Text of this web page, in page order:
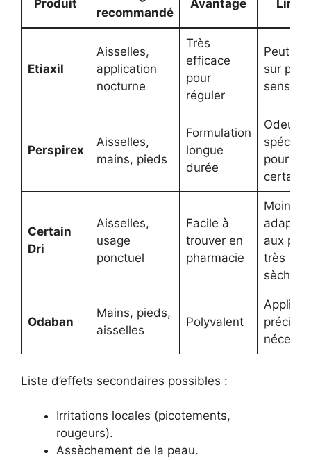
Produit
recommandé
Avantage
Etiaxil
Aisselles,
application
nocturne
Très
efficace
pour
réguler
Peut
sur
sensible
Perspirex
Aisselles,
mains, pieds
Formulation
longue
durée
Odeur
pour
certains
Certain
Dri
Aisselles,
usage
ponctuel
Facile à
trouver en
pharmacie
Moins
adapté
aux
très
sèches
Odaban
Mains, pieds,
aisselles
Polyvalent
précise
Liste d’effets secondaires possibles :
Irritations locales (picotements,
rougeurs).
Assèchement de la peau.